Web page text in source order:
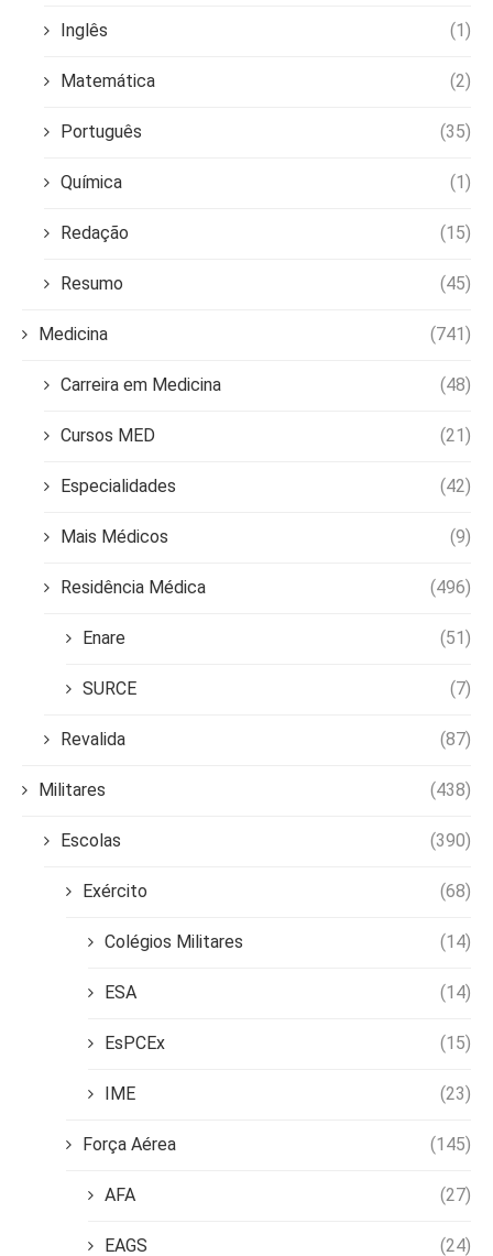
Inglês (1)
Matemática (2)
Português (35)
Química (1)
Redação (15)
Resumo (45)
Medicina (741)
Carreira em Medicina (48)
Cursos MED (21)
Especialidades (42)
Mais Médicos (9)
Residência Médica (496)
Enare (51)
SURCE (7)
Revalida (87)
Militares (438)
Escolas (390)
Exército (68)
Colégios Militares (14)
ESA (14)
EsPCEx (15)
IME (23)
Força Aérea (145)
AFA (27)
EAGS (24)